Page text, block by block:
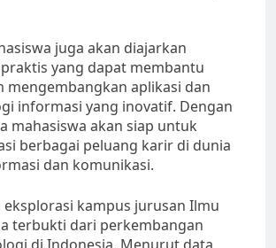
juga akan diajarkan
yang dapat membantu
mengembangkan aplikasi dan
informasi yang inovatif. Dengan
mahasiswa akan siap untuk
berbagai peluang karir di dunia
dan komunikasi.
eksplorasi kampus jurusan Ilmu
terbukti dari perkembangan